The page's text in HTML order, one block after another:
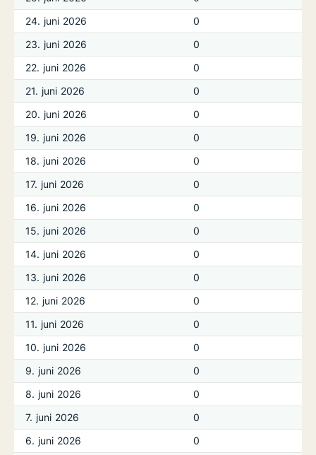
24. juni 2026
0
23. juni 2026
0
22. juni 2026
0
21. juni 2026
0
20. juni 2026
0
19. juni 2026
0
18. juni 2026
0
17. juni 2026
0
16. juni 2026
0
15. juni 2026
0
14. juni 2026
0
13. juni 2026
0
12. juni 2026
0
11. juni 2026
0
10. juni 2026
0
9. juni 2026
0
8. juni 2026
0
7. juni 2026
0
6. juni 2026
0